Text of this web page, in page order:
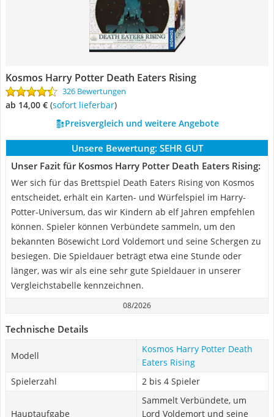
Kosmos Harry Potter Death Eaters Rising
326 Bewertungen
ab 14,00 € ( Sofort lieferbar)
Preisvergleich und weitere Angebote
Unsere Bewertung: SEHR GUT
Unser Fazit für Kosmos Harry Potter Death Eaters Rising:
Wer sich für das Brettspiel Death Eaters Rising von Kosmos
entscheidet, erhält ein Karten- und Würfelspiel im Harry-
Potter-Universum, das wir Kindern ab elf Jahren empfehlen
können. Spieler können Verbündete sammeln, um den
bekannten Bösewicht Lord Voldemort und seine Schergen zu
besiegen. Die Spieldauer beträgt etwa eine Stunde oder
länger, was wir als eine sehr gute Spieldauer in unserer
Vergleichstabelle kennzeichnen.
08/2026
Technische Details
Modell
Kosmos Harry Potter Death
Eaters Rising
Spielerzahl
2 bis 4 Spieler
Hauptaufgabe
Sammelt Verbündete, um
Lord Voldemort und seine